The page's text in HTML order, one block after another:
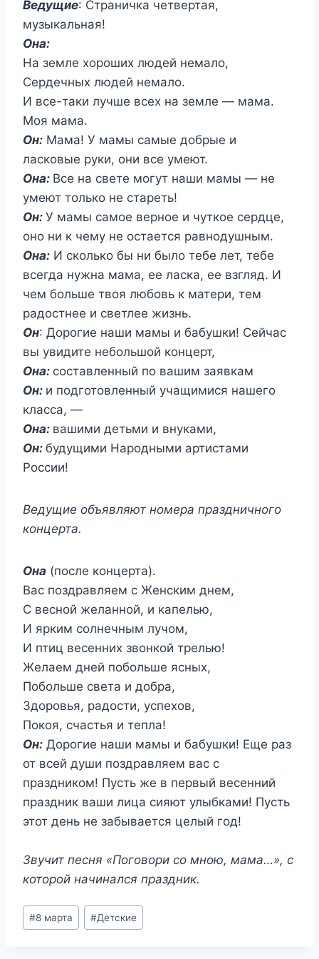
Ведущие: Страничка четвертая,
музыкальная!
Она:
На земле хороших людей немало,
Сердечных людей немало.
И все-таки лучше всех на земле — мама.
Моя мама.
Он: Мама! У мамы самые добрые и
ласковые руки, они все умеют.
Она: Все на свете могут наши мамы — не
умеют только не стареть!
Он: У мамы самое верное и чуткое сердце,
оно ни к чему не остается равнодушным.
Она: И сколько бы ни было тебе лет, тебе
всегда нужна мама, ее ласка, ее взгляд. И
чем больше твоя любовь к матери, тем
радостнее и светлее жизнь.
Он: Дорогие наши мамы и бабушки! Сейчас
вы увидите небольшой концерт,
Она: составленный по вашим заявкам
Он: и подготовленный учащимися нашего
класса, —
Она: вашими детьми и внуками,
Он: будущими Народными артистами
России!
Ведущие объявляют номера праздничного
концерта.
Она (после концерта).
Вас поздравляем с Женским днем,
С весной желанной, и капелью,
И ярким солнечным лучом,
И птиц весенних звонкой трелью!
Желаем дней побольше ясных,
Побольше света и добра,
Здоровья, радости, успехов,
Покоя, счастья и тепла!
Он: Дорогие наши мамы и бабушки! Еще раз
от всей души поздравляем вас с
праздником! Пусть же в первый весенний
праздник ваши лица сияют улыбками! Пусть
этот день не забывается целый год!
Звучит песня «Поговори со мною, мама…», с
которой начинался праздник.
Метки
записи:
#8 марта #Детские